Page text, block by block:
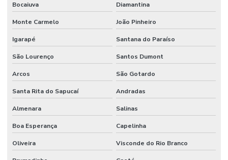
Bocaiuva Diamantina
Monte Carmelo João Pinheiro
Igarapé Santana do Paraíso
São Lourenço Santos Dumont
Arcos São Gotardo
Santa Rita do Sapucaí Andradas
Almenara Salinas
Boa Esperança Capelinha
Oliveira Visconde do Rio Branco